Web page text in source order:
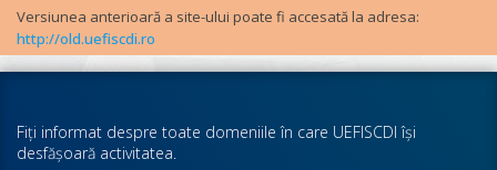
Versiunea anterioară a site-ului poate fi accesată la adresa:
http://old.uefiscdi.ro
Fiţi informat despre toate domeniile în care UEFISCDI îşi
desfăşoară activitatea.